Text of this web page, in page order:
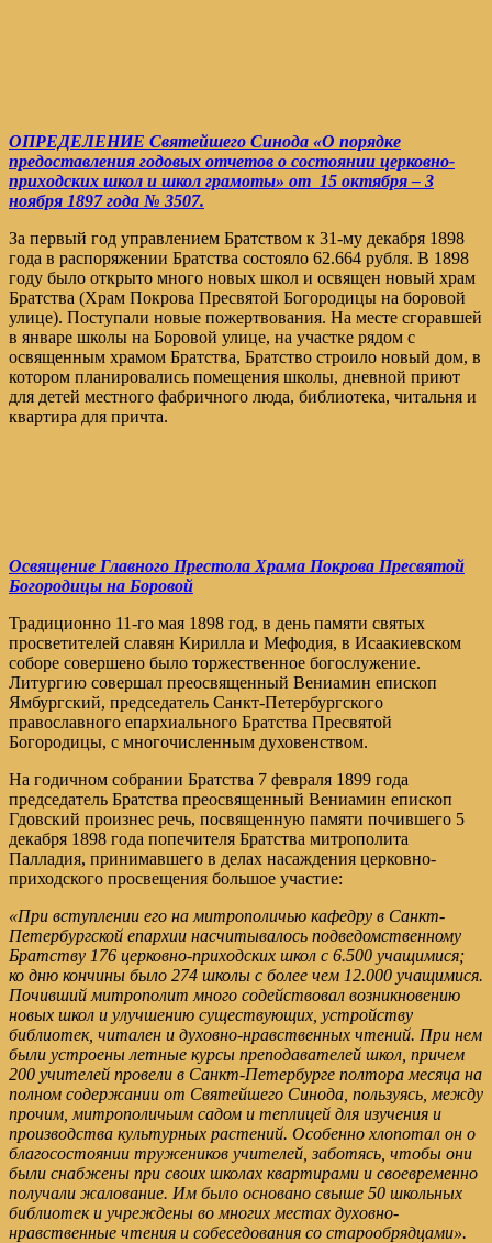
ОПРЕДЕЛЕНИЕ Святейшего Синода «О порядке
предоставления годовых отчетов о состоянии церковно-
приходских школ и школ грамоты» от 15 октября – 3
ноября 1897 года № 3507.
За первый год управлением Братством к 31-му декабря 1898
года в распоряжении Братства состояло 62.664 рубля. В 1898
году было открыто много новых школ и освящен новый храм
Братства (Храм Покрова Пресвятой Богородицы на боровой
улице). Поступали новые пожертвования. На месте сгоравшей
в январе школы на Боровой улице, на участке рядом с
освященным храмом Братства, Братство строило новый дом, в
котором планировались помещения школы, дневной приют
для детей местного фабричного люда, библиотека, читальня и
квартира для причта.
Освящение Главного Престола Храма Покрова Пресвятой
Богородицы на Боровой
Традиционно 11-го мая 1898 год, в день памяти святых
просветителей славян Кирилла и Мефодия, в Исаакиевском
соборе совершено было торжественное богослужение.
Литургию совершал преосвященный Вениамин епископ
Ямбургский, председатель Санкт-Петербургского
православного епархиального Братства Пресвятой
Богородицы, с многочисленным духовенством.
На годичном собрании Братства 7 февраля 1899 года
председатель Братства преосвященный Вениамин епископ
Гдовский произнес речь, посвященную памяти почившего 5
декабря 1898 года попечителя Братства митрополита
Палладия, принимавшего в делах насаждения церковно-
приходского просвещения большое участие:
«При вступлении его на митрополичью кафедру в Санкт-
Петербургской епархии насчитывалось подведомственному
Братству 176 церковно-приходских школ с 6.500 учащимися;
ко дню кончины было 274 школы с более чем 12.000 учащимися.
Почивший митрополит много содействовал возникновению
новых школ и улучшению существующих, устройству
библиотек, читален и духовно-нравственных чтений. При нем
были устроены летные курсы преподавателей школ, причем
200 учителей провели в Санкт-Петербурге полтора месяца на
полном содержании от Святейшего Синода, пользуясь, между
прочим, митрополичьим садом и теплицей для изучения и
производства культурных растений. Особенно хлопотал он о
благосостоянии тружеников учителей, заботясь, чтобы они
были снабжены при своих школах квартирами и своевременно
получали жалование. Им было основано свыше 50 школьных
библиотек и учреждены во многих местах духовно-
нравственные чтения и собеседования со старообрядцами».